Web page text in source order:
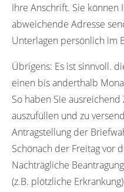
Ihre Anschrift. Sie können
abweichende Adresse
Unterlagen persönlich im
Übrigens: Es ist sinnvoll.
einen bis anderthalb
So haben Sie
auszufüllen und zu
Antragstellung der
Schönach der Freitag vor
Nachträgliche
(z.B. plötzliche